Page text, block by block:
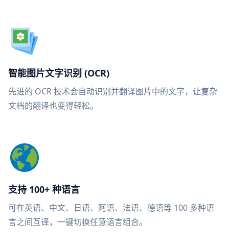
智能图片文字识别 (OCR)
先进的 OCR 技术会自动识别并翻译图片中的文字，让复杂
文档的翻译也变得轻松。
支持 100+ 种语言
可在英语、中文、日语、阿语、法语、德语等 100 多种语
言之间互译，一键切换任意语言组合。